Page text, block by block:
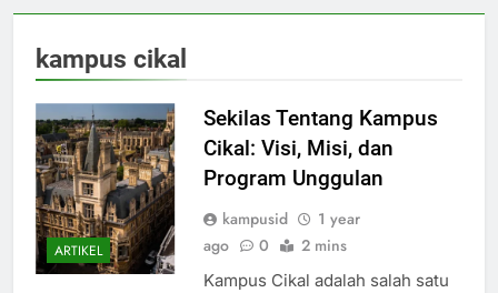
kampus cikal
ARTIKEL
Sekilas Tentang Kampus
Cikal: Visi, Misi, dan
Program Unggulan
kampusid
1 year
ago
0 2 mins
Kampus Cikal adalah salah satu